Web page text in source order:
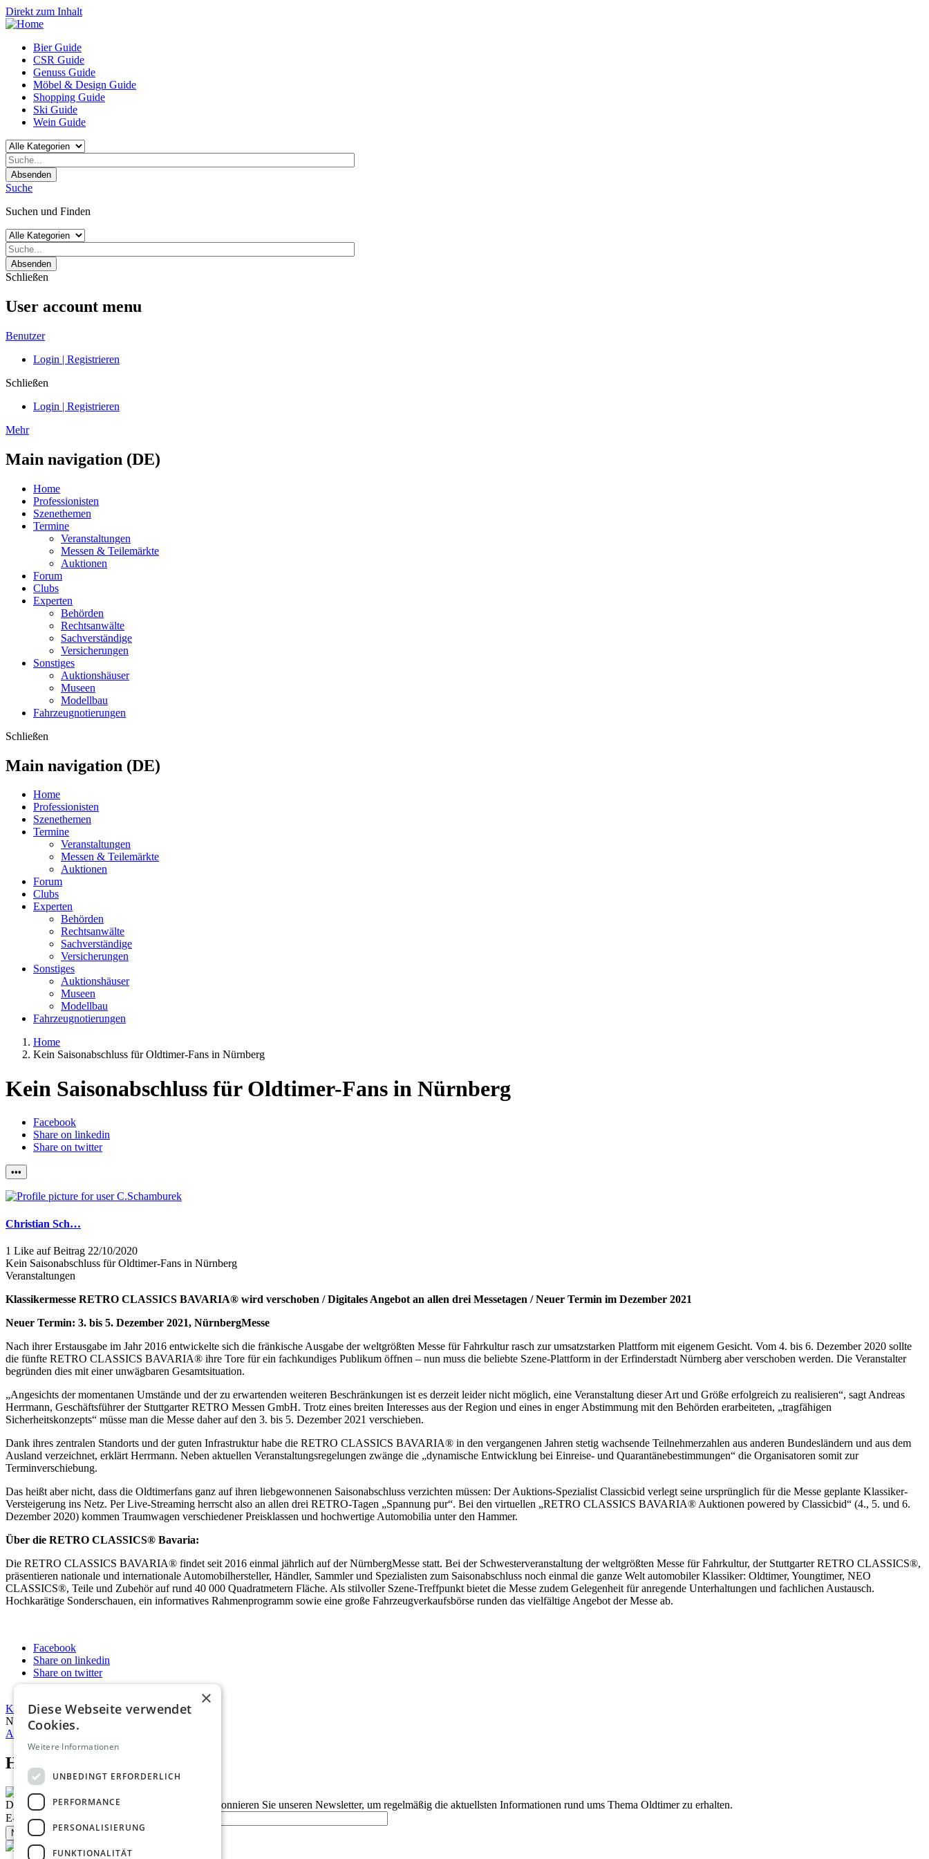
Direkt zum Inhalt
Bier Guide
CSR Guide
Genuss Guide
Möbel & Design Guide
Shopping Guide
Ski Guide
Wein Guide
Absenden
Suche
Suchen und Finden
Absenden
Schließen
User account menu
Benutzer
Login | Registrieren
Schließen
Login | Registrieren
Mehr
Main navigation (DE)
Home
Professionisten
Szenethemen
Termine
Veranstaltungen
Messen & Teilemärkte
Auktionen
Forum
Clubs
Experten
Behörden
Rechtsanwälte
Sachverständige
Versicherungen
Sonstiges
Auktionshäuser
Museen
Modellbau
Fahrzeugnotierungen
Schließen
Main navigation (DE)
Home
Professionisten
Szenethemen
Termine
Veranstaltungen
Messen & Teilemärkte
Auktionen
Forum
Clubs
Experten
Behörden
Rechtsanwälte
Sachverständige
Versicherungen
Sonstiges
Auktionshäuser
Museen
Modellbau
Fahrzeugnotierungen
Home
Kein Saisonabschluss für Oldtimer-Fans in Nürnberg
Kein Saisonabschluss für Oldtimer-Fans in Nürnberg
Facebook
Share on linkedin
Share on twitter
•••
Christian Sch…
1 Like auf Beitrag 22/10/2020
Kein Saisonabschluss für Oldtimer-Fans in Nürnberg
Veranstaltungen
Klassikermesse RETRO CLASSICS BAVARIA® wird verschoben / Digitales Angebot an allen drei Messetagen / Neuer Termin im Dezember 2021
Neuer Termin: 3. bis 5. Dezember 2021, NürnbergMesse
Nach ihrer Erstausgabe im Jahr 2016 entwickelte sich die fränkische Ausgabe der weltgrößten Messe für Fahrkultur rasch zur umsatzstarken Plattform mit eigenem Gesicht. Vom 4. bis 6. Dezember 2020 sollte
die fünfte RETRO CLASSICS BAVARIA® ihre Tore für ein fachkundiges Publikum öffnen – nun muss die beliebte Szene-Plattform in der Erfinderstadt Nürnberg aber verschoben werden. Die Veranstalter
begründen dies mit einer unwägbaren Gesamtsituation.
„Angesichts der momentanen Umstände und der zu erwartenden weiteren Beschränkungen ist es derzeit leider nicht möglich, eine Veranstaltung dieser Art und Größe erfolgreich zu realisieren“, sagt Andreas
Herrmann, Geschäftsführer der Stuttgarter RETRO Messen GmbH. Trotz eines breiten Interesses aus der Region und eines in enger Abstimmung mit den Behörden erarbeiteten, „tragfähigen
Sicherheitskonzepts“ müsse man die Messe daher auf den 3. bis 5. Dezember 2021 verschieben.
Dank ihres zentralen Standorts und der guten Infrastruktur habe die RETRO CLASSICS BAVARIA® in den vergangenen Jahren stetig wachsende Teilnehmerzahlen aus anderen Bundesländern und aus dem
Ausland verzeichnet, erklärt Herrmann. Neben aktuellen Veranstaltungsregelungen zwänge die „dynamische Entwicklung bei Einreise- und Quarantänebestimmungen“ die Organisatoren somit zur
Terminverschiebung.
Das heißt aber nicht, dass die Oldtimerfans ganz auf ihren liebgewonnenen Saisonabschluss verzichten müssen: Der Auktions-Spezialist Classicbid verlegt seine ursprünglich für die Messe geplante Klassiker-
Versteigerung ins Netz. Per Live-Streaming herrscht also an allen drei RETRO-Tagen „Spannung pur“. Bei den virtuellen „RETRO CLASSICS BAVARIA® Auktionen powered by Classicbid“ (4., 5. und 6.
Dezember 2020) kommen Traumwagen verschiedener Preisklassen und hochwertige Automobilia unter den Hammer.
Über die RETRO CLASSICS® Bavaria:
Die RETRO CLASSICS BAVARIA® findet seit 2016 einmal jährlich auf der NürnbergMesse statt. Bei der Schwesterveranstaltung der weltgrößten Messe für Fahrkultur, der Stuttgarter RETRO CLASSICS®,
präsentieren nationale und internationale Automobilhersteller, Händler, Sammler und Spezialisten zum Saisonabschluss noch einmal die ganze Welt automobiler Klassiker: Oldtimer, Youngtimer, NEO
CLASSICS®, Teile und Zubehör auf rund 40 000 Quadratmetern Fläche. Als stilvoller Szene-Treffpunkt bietet die Messe zudem Gelegenheit für anregende Unterhaltungen und fachlichen Austausch.
Hochkarätige Sonderschauen, ein informatives Rahmenprogramm sowie eine große Fahrzeugverkaufsbörse runden das vielfältige Angebot der Messe ab.
Facebook
Share on linkedin
Share on twitter
Kommentare 0
Noch keine Kommentare
Alle Kommentare anzeigen
Homepage advert block
Description Bleiben Sie auf dem Laufenden
Abonnieren Sie unseren Newsletter, um regelmäßig die aktuellsten Informationen rund ums Thema Oldtimer zu erhalten.
E-Mail
Newsletter bestellen
×
Diese Webseite verwendet
Cookies.
Weitere Informationen
UNBEDINGT ERFORDERLICH
PERFORMANCE
PERSONALISIERUNG
FUNKTIONALITÄT